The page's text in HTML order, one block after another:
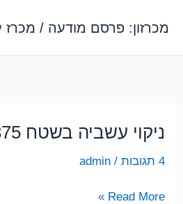
לתוכןמכרזון: פרסם מודעה /
ניקוי עשביה בשטח 375 מ"ר
4 תגובות /
admin
ניקוי
Read More »